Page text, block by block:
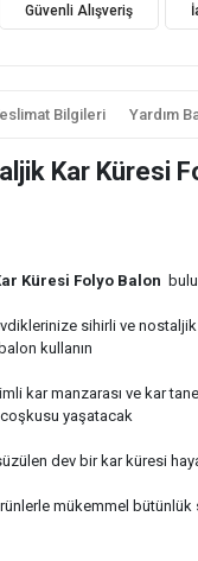
Güvenli Alışveriş
Bilgileri Yardım
Kar Küresi
Küresi Folyo Balon
sihirli ve
kullanın
kar manzarası ve kar
coşkusu yaşatacak
dev bir kar küresi
mükemmel bütünlük